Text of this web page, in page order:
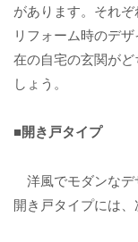
があります。それぞ
リフォーム時のデ
在の自宅の玄関が
しょう。
■開き戸タイプ
洋風でモダンなデ
開き戸タイプには、